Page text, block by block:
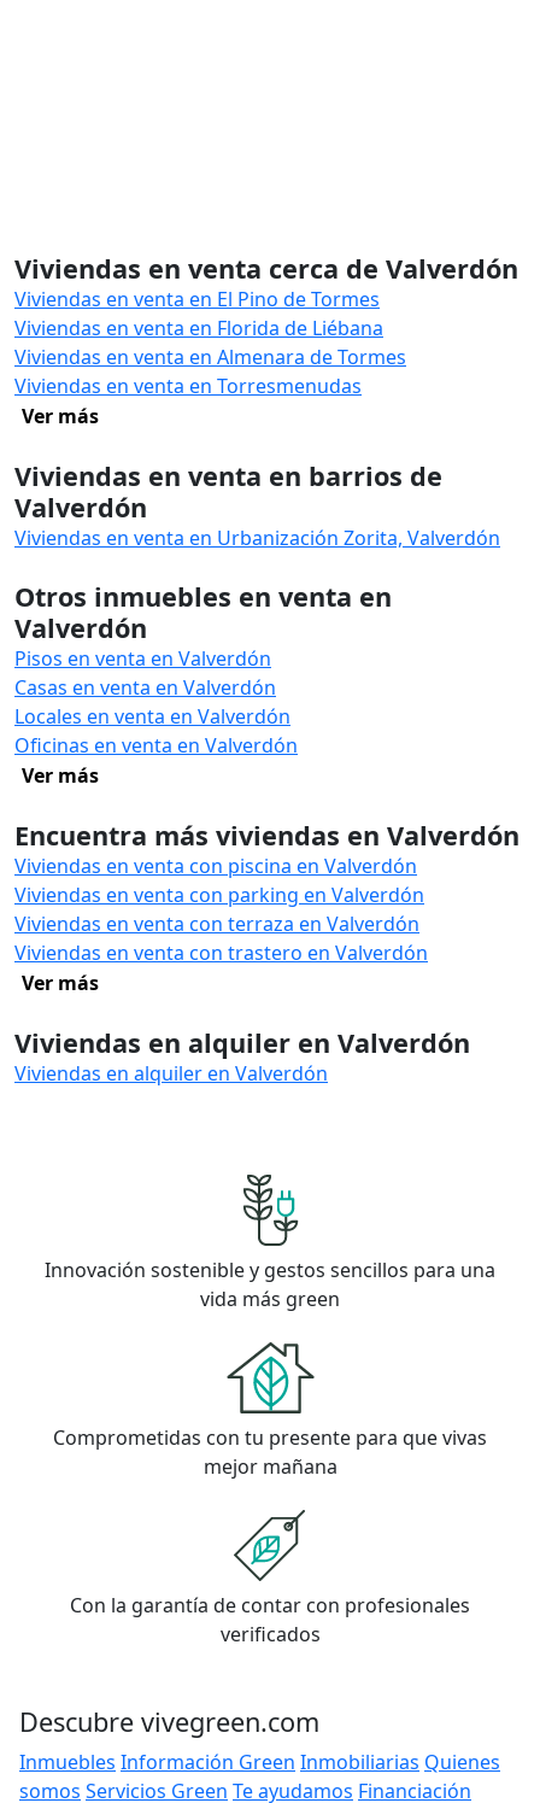
Viviendas en venta cerca de Valverdón
Viviendas en venta en El Pino de Tormes
Viviendas en venta en Florida de Liébana
Viviendas en venta en Almenara de Tormes
Viviendas en venta en Torresmenudas
Ver más
Viviendas en venta en barrios de
Valverdón
Viviendas en venta en Urbanización Zorita, Valverdón
Otros inmuebles en venta en
Valverdón
Pisos en venta en Valverdón
Casas en venta en Valverdón
Locales en venta en Valverdón
Oficinas en venta en Valverdón
Ver más
Encuentra más viviendas en Valverdón
Viviendas en venta con piscina en Valverdón
Viviendas en venta con parking en Valverdón
Viviendas en venta con terraza en Valverdón
Viviendas en venta con trastero en Valverdón
Ver más
Viviendas en alquiler en Valverdón
Viviendas en alquiler en Valverdón
Innovación sostenible y gestos sencillos para una
vida más green
Comprometidas con tu presente para que vivas
mejor mañana
Con la garantía de contar con profesionales
verificados
Descubre vivegreen.com
Inmuebles Información Green Inmobiliarias Quienes
somos Servicios Green Te ayudamos Financiación